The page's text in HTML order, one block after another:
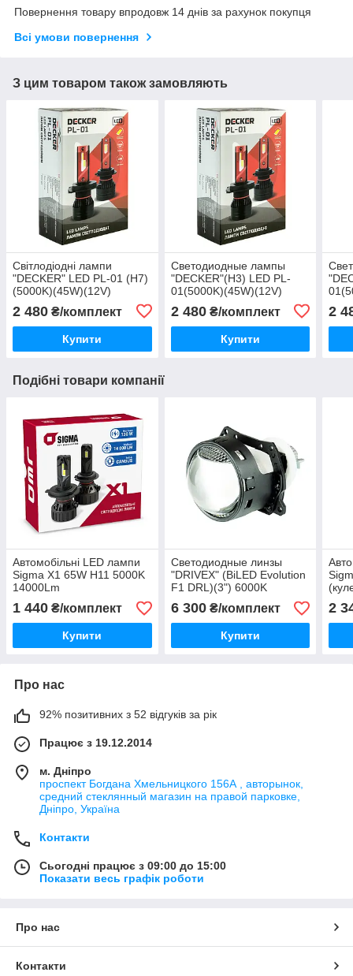
Повернення товару впродовж 14 днів за рахунок покупця
Всі умови повернення
З цим товаром також замовляють
Світлодіодні лампи
"DECKER" LED PL-01 (H7)
(5000K)(45W)(12V)
2 480 ₴/комплект
Купити
Светодиодные лампы
"DECKER"(H3) LED PL-
01(5000K)(45W)(12V)
2 480₴/комплект
Купити
2
Подібні товари компанії
Автомобільні LED лампи
Sigma X1 65W H11 5000K
14000Lm
1 440 ₴/комплект
Купити
Светодиодные линзы
"DRIVEX" (BiLED Evolution
F1 DRL)(3") 6000K
(37/45W)
6 300₴/комплект
Купити
2
Про нас
92% позитивних з 52 відгуків за рік
Працює з 19.12.2014
м. Дніпро
проспект Богдана Хмельницкого 156А , авторынок,
средний стеклянный магазин на правой парковке,
Дніпро, Україна
Контакти
Сьогодні працює з 09:00 до 15:00
Показати весь графік роботи
Про нас
Контакти